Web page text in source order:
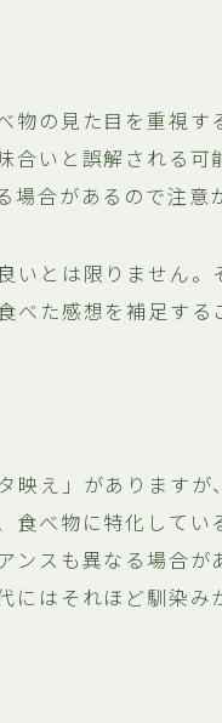
物の見た目を重視す
合いと誤解される可
合があるので注意
いとは限りません
た感想を補足する
映え」がありますが
食べ物に特化してい
ンスも異なる場合が
はそれほど馴染み